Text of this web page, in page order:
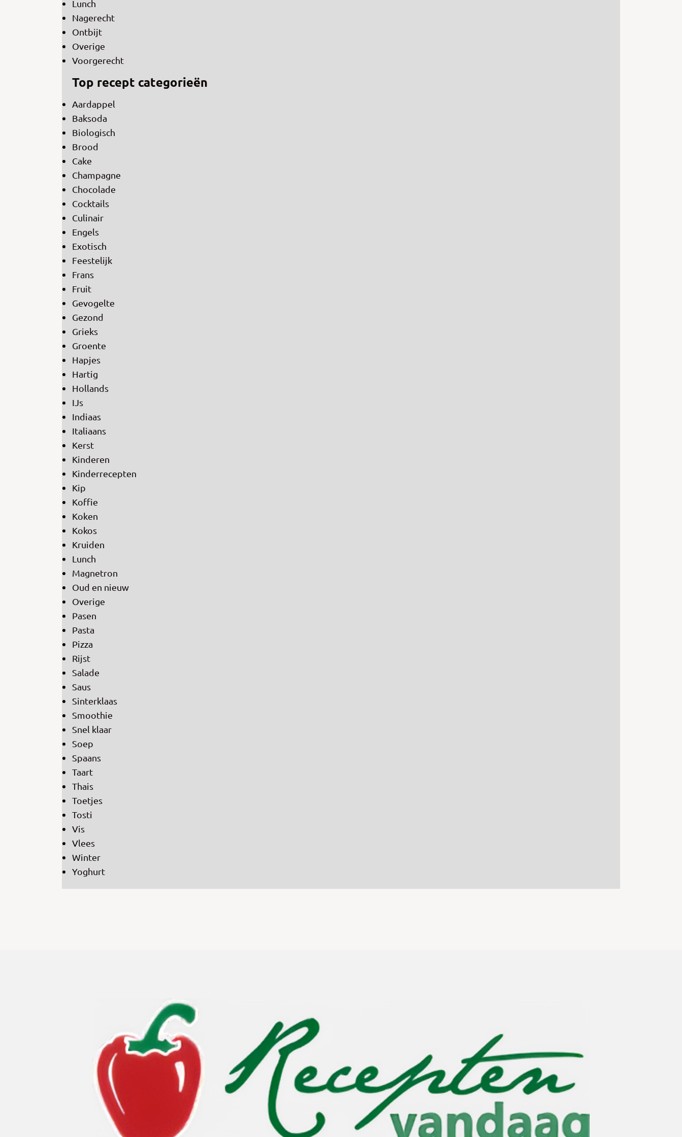
Lunch
Nagerecht
Ontbijt
Overige
Voorgerecht
Top recept categorieën
Aardappel
Baksoda
Biologisch
Brood
Cake
Champagne
Chocolade
Cocktails
Culinair
Engels
Exotisch
Feestelijk
Frans
Fruit
Gevogelte
Gezond
Grieks
Groente
Hapjes
Hartig
Hollands
IJs
Indiaas
Italiaans
Kerst
Kinderen
Kinderrecepten
Kip
Koffie
Koken
Kokos
Kruiden
Lunch
Magnetron
Oud en nieuw
Overige
Pasen
Pasta
Pizza
Rijst
Salade
Saus
Sinterklaas
Smoothie
Snel klaar
Soep
Spaans
Taart
Thais
Toetjes
Tosti
Vis
Vlees
Winter
Yoghurt